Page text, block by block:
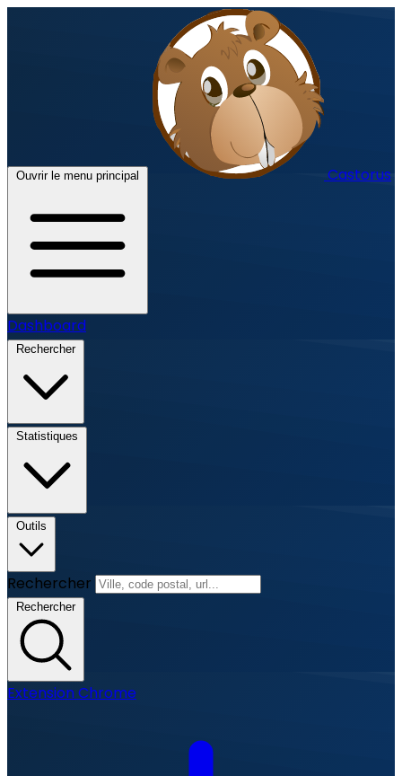
Ouvrir le menu principal Castorus
Dashboard
Rechercher
Statistiques
Outils
Rechercher
Rechercher
Extension Chrome